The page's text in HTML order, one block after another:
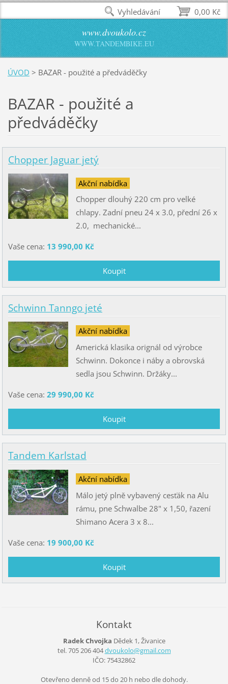
www.dvoukolo.cz
WWW.TANDEMBIKE.EU
ÚVOD > BAZAR - použité a předváděčky
BAZAR - použité a
předváděčky
Chopper Jaguar jetý
Akční nabídka
Chopper dlouhý 220 cm pro velké
chlapy. Zadní pneu 24 x 3.0, přední 26 x
2.0, mechanické...
Vaše cena: 13 990,00 Kč
Schwinn Tanngo jeté
Akční nabídka
Americká klasika orignál od výrobce
Schwinn. Dokonce i náby a obrovská
sedla jsou Schwinn. Držáky...
Vaše cena: 29 990,00 Kč
Tandem Karlstad
Akční nabídka
Málo jetý plně vybavený cesťák na Alu
rámu, pne Schwalbe 28" x 1,50, řazení
Shimano Acera 3 x 8...
Vaše cena: 19 900,00 Kč
Kontakt
Radek Chvojka Dědek 1, Živanice
tel. 705 206 404dvoukolo@gmail.com
IČO: 75432862
Otevřeno denně od 15 do 20 h nebo dle dohody.
0,00 Kč
Vyhledávání